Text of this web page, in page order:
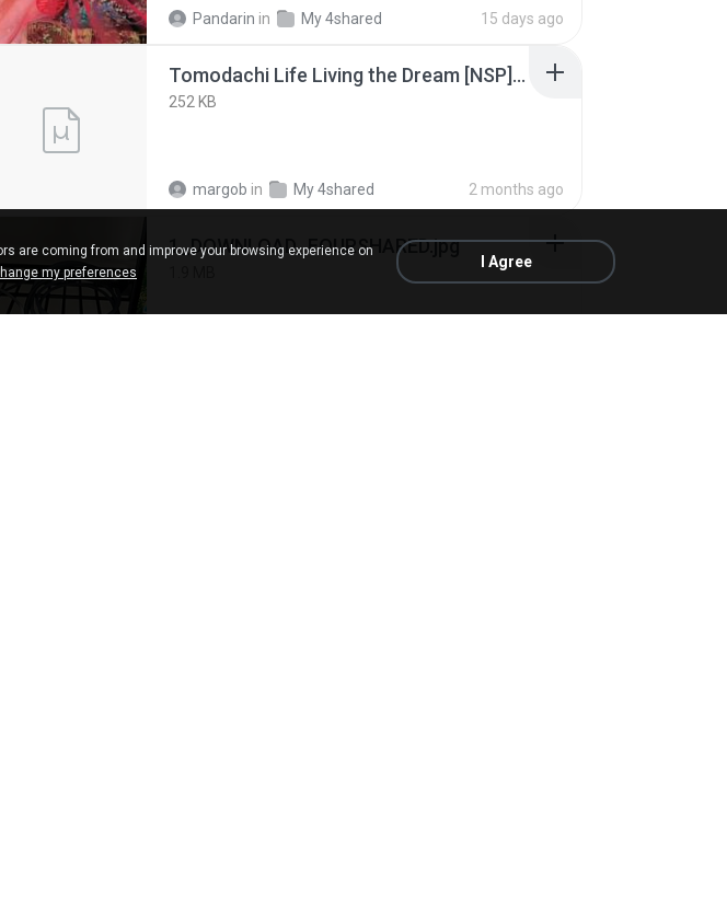
Pandarin in My 4shared 15 days ago
Tomodachi Life Living the Dream [NSP].torrent
252 KB
margob in My 4shared 2 months ago
1_DOWNLOAD_FOURSHARED.jpg
are coming from and improve your browsing experience on
my preferences
I Agree